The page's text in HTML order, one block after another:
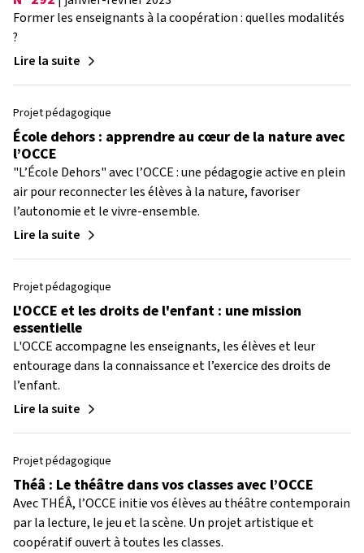
Former les enseignants à la coopération : quelles modalités
?
Lire la suite
Projet pédagogique
École dehors : apprendre au cœur de la nature avec
l’OCCE
"L’École Dehors" avec l’OCCE : une pédagogie active en plein
air pour reconnecter les élèves à la nature, favoriser
l’autonomie et le vivre-ensemble.
Lire la suite
Projet pédagogique
L'OCCE et les droits de l'enfant : une mission
essentielle
L'OCCE accompagne les enseignants, les élèves et leur
entourage dans la connaissance et l’exercice des droits de
l’enfant.
Lire la suite
Projet pédagogique
Théâ : Le théâtre dans vos classes avec l’OCCE
Avec THÉÂ, l’OCCE initie vos élèves au théâtre contemporain
par la lecture, le jeu et la scène. Un projet artistique et
coopératif ouvert à toutes les classes.